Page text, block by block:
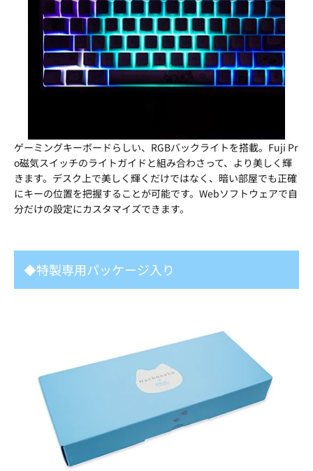
ゲーミングキーボードらしい、RGBバックライトを搭載。Fuji Pr
o磁気スイッチのライトガイドと組み合わさって、より美しく輝
きます。デスク上で美しく輝くだけではなく、暗い部屋でも正確
にキーの位置を把握することが可能です。Webソフトウェアで自
分だけの設定にカスタマイズできます。
◆特製専用パッケージ入り